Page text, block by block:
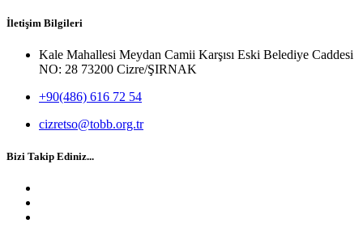
İletişim Bilgileri
Kale Mahallesi Meydan Camii Karşısı Eski Belediye Caddesi
NO: 28 73200 Cizre/ŞIRNAK
+90(486) 616 72 54
cizretso@tobb.org.tr
Bizi Takip Ediniz...